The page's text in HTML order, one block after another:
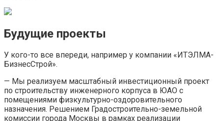
Будущие проекты
У кого-то все впереди, например у компании «ИТЭЛМА-
БизнесСтрой».
— Мы реализуем масштабный инвестиционный проект
по строительству инженерного корпуса в ЮАО с
помещениями физкультурно-оздоровительного
назначения. Решением Градостроительно-земельной
комиссии города Москвы в рамках реализации